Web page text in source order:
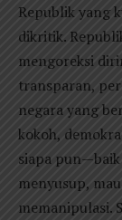
Republik yang
dikritik.
mengoreksi
transparan,
negara yang
kokoh,
siapa
menyusup,
memanipulasi.